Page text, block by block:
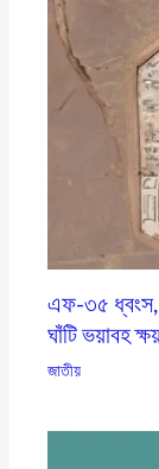
এফ-৩৫ ধ্বংস,
ঘাঁটি ভয়াবহ
জাতীয়